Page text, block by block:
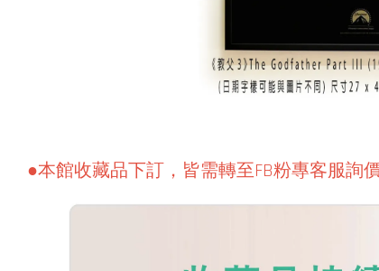
●本館收藏品下訂，皆需轉至FB粉專客服詢